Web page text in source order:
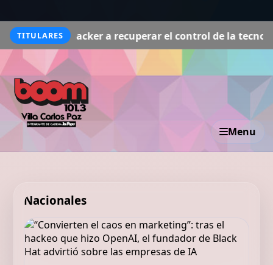
TITULARES
hacker a recuperar el control de la tecnología Black
Menu
Nacionales